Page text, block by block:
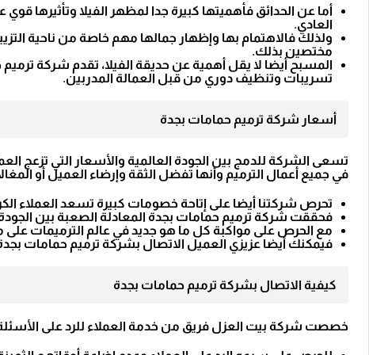
أما عن الحدائق فأهميتها كبيرة جدا لمظهر الفيلا وتأثيرها
العادي.
ولذلك فالاهتمام بها وإظهار جمالها مهم خاصة من ناحية
مختصين بذلك.
المسبح أيضا لا يقل أهمية عن حديقة الفيلا، تقدم شركة
تسريبات وتنظيف دوري من قبل العمالة المدربين.
أسعار شركة ترميم حمامات بجدة
تسعى الشركة للدمج بين الجودة العالمية والأسعار التي تزعج
في جميع أعمال الترميم وأنها تفضل الثقة وإرضاء العميل أو
تحرص شركتنا أيضا على إتاحة خصومات كبيرة تسعد العملاء
فحققت شركة ترميم حمامات بجدة المعادلة الصعبة بين الجودة
مع الحرص على مواكبة كل ما هو جديد في عالم الترميمات على
فيمكنك أيضا عزيزي العميل الاتصال بشركة ترميم حمامات
كيفية الاتصال بشركة ترميم حمامات بجدة
خصصت شركة بيت العزل فريق من خدمة العملاء للرد على الأسئلة